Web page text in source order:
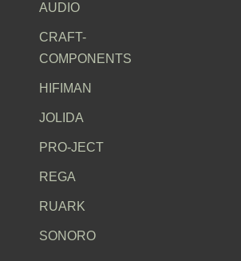
AUDIO
CRAFT-
COMPONENTS
HIFIMAN
JOLIDA
PRO-JECT
REGA
RUARK
SONORO